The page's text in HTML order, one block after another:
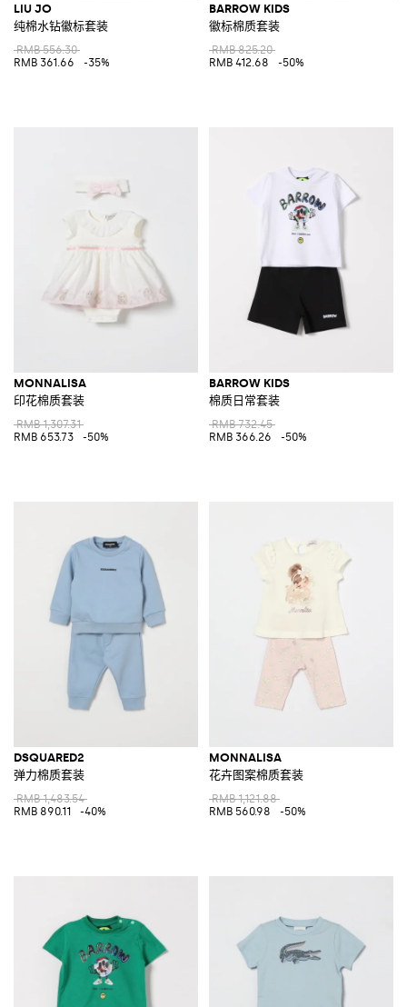
LIU JO
纯棉水钻徽标套装
RMB 556.30
RMB 361.66
-35%
BARROW KIDS
徽标棉质套装
RMB 825.20
RMB 412.68
-50%
MONNALISA
印花棉质套装
RMB 1,307.31
RMB 653.73
-50%
BARROW KIDS
棉质日常套装
RMB 732.45
RMB 366.26
-50%
DSQUARED2
弹力棉质套装
RMB 1,483.54
RMB 890.11
-40%
MONNALISA
花卉图案棉质套装
RMB 1,121.88
RMB 560.98
-50%